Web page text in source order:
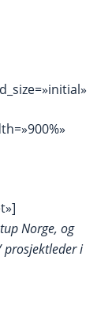
Norge, og
prosjektleder i